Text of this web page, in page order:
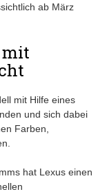
ab März
mit
mit Hilfe eines
und sich dabei
Farben,
hat Lexus einen